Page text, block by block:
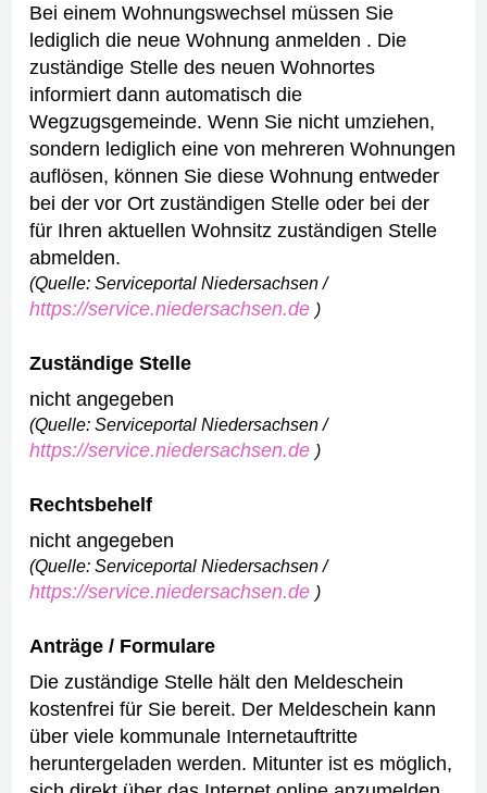
Bei einem Wohnungswechsel müssen Sie
lediglich die neue Wohnung anmelden . Die
zuständige Stelle des neuen Wohnortes
informiert dann automatisch die
Wegzugsgemeinde.Wenn Sie nicht umziehen,
sondern lediglich eine von mehreren Wohnungen
auflösen, können Sie diese Wohnung entweder
bei der vor Ort zuständigen Stelle oder bei der
für Ihren aktuellen Wohnsitz zuständigen Stelle
abmelden.
(Quelle: Serviceportal Niedersachsen /
https://service.niedersachsen.de )
Zuständige Stelle
nicht angegeben
(Quelle: Serviceportal Niedersachsen /
https://service.niedersachsen.de )
Rechtsbehelf
nicht angegeben
(Quelle: Serviceportal Niedersachsen /
https://service.niedersachsen.de )
Anträge / Formulare
Die zuständige Stelle hält den Meldeschein
kostenfrei für Sie bereit. Der Meldeschein kann
über viele kommunale Internetauftritte
heruntergeladen werden. Mitunter ist es möglich,